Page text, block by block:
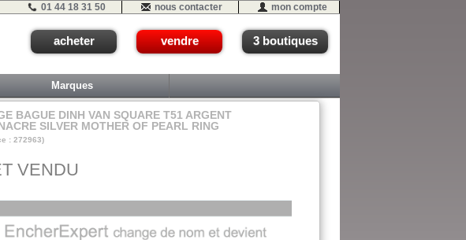
01 44 18 31 50 nous contacter mon compte
acheter vendre 3 boutiques
Marques
BAGUE DINH VAN SQUARE T51 ARGENT
SILVER MOTHER OF PEARL RING
: 272963)
VENDU